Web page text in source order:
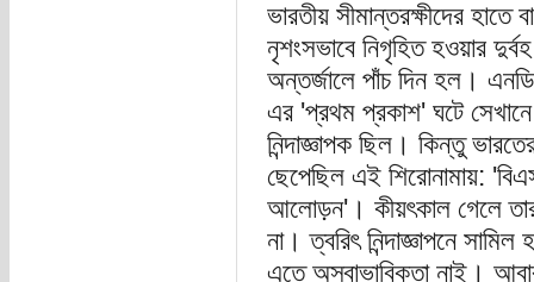
ভারতীয় সীমান্তরক্ষীদের
নৃশংসভাবে নিগৃহিত হওয়ার
অন্তর্জালে পাঁচ দিন হল।
এর 'প্রথম প্রকাশ' ঘটে
নিন্দাজ্ঞাপক ছিল। কিন্তু
ছেপেছিল এই শিরোনামায়:
আলোড়ন'। কীয়ৎকাল গেলে
না। ত্বরিৎ নিন্দাজ্ঞাপনে
এতে অস্বাভাবিকতা নাই।